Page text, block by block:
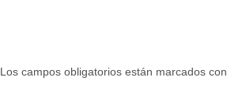
Los campos obligatorios están marcados con